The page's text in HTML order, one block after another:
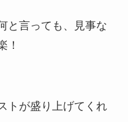
と言っても、見事な
！
トが盛り上げてくれ